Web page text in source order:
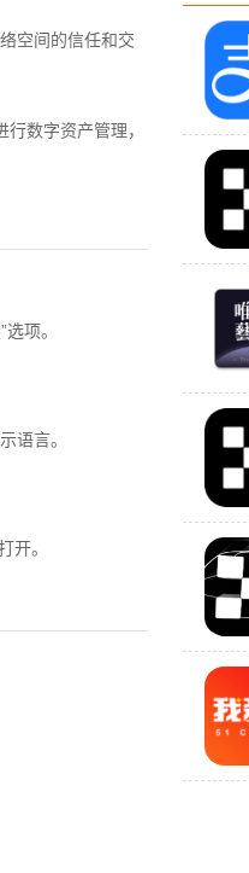
空间的信任和交
数字资产管理，
项。
语言。
开。